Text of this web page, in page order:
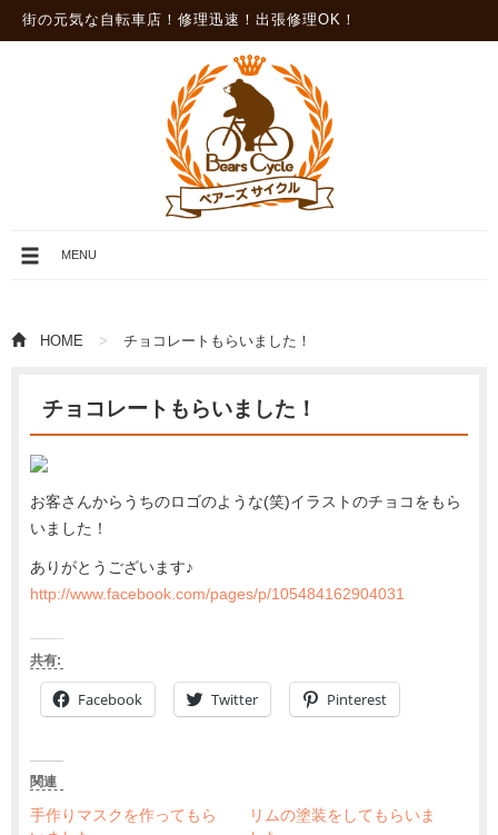
街の元気な自転車店！修理迅速！出張修理OK！
メ
を
MENU
HOME チョコレートもらいました！
チョコレートもらいました！
お客さんからうちのロゴのような(笑)イラストのチョコをもら
いました！
ありがとうございます♪
http://www.facebook.com/pages/p/105484162904031
共有:
Facebook Twitter Pinterest
関連
手作りマスクを作ってもら
リムの塗装をしてもらいま